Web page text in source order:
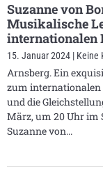
Suzanne von
Musikalische
internationalen
15. Januar 2024 Keine
Arnsberg. Ein
zum
und die
März, um 20 Uhr im
Suzanne von